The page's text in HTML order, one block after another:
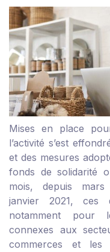
Mises en place
l’activité s’est
et des mesures
fonds de solidarité
mois, depuis
janvier 2021, ces
notamment pour
connexes aux
commerces et les